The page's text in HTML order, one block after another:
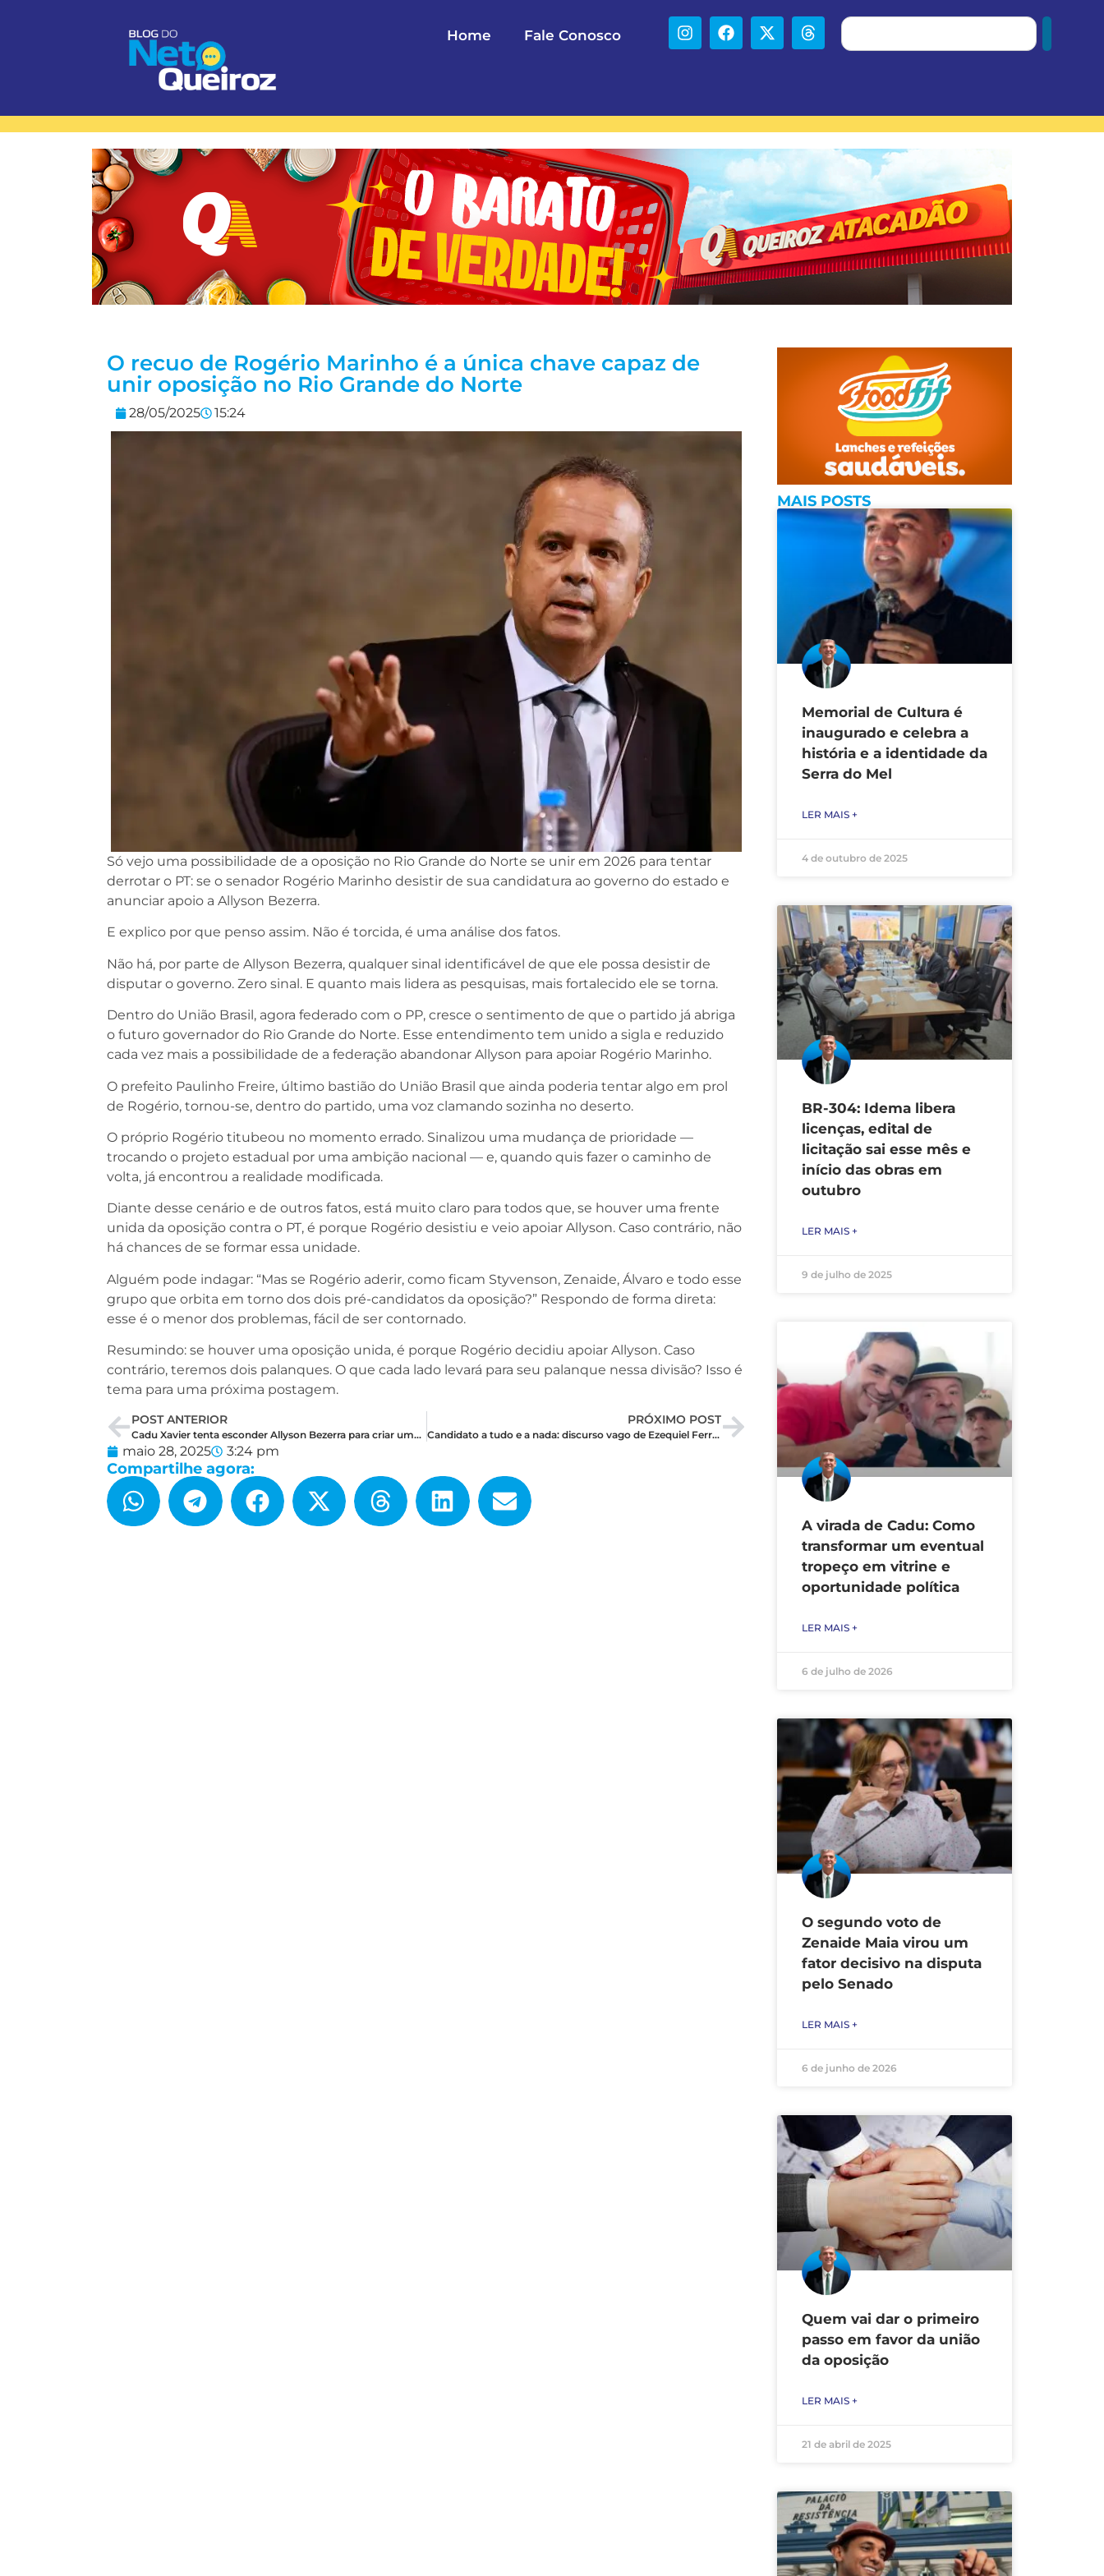
Home Fale Conosco
O recuo de Rogério Marinho é a única chave capaz de
unir oposição no Rio Grande do Norte
28/05/2025 15:24
Só vejo uma possibilidade de a oposição no Rio Grande do Norte se unir em 2026 para tentar
derrotar o PT: se o senador Rogério Marinho desistir de sua candidatura ao governo do estado e
anunciar apoio a Allyson Bezerra.
E explico por que penso assim. Não é torcida, é uma análise dos fatos.
Não há, por parte de Allyson Bezerra, qualquer sinal identificável de que ele possa desistir de
disputar o governo. Zero sinal. E quanto mais lidera as pesquisas, mais fortalecido ele se torna.
Dentro do União Brasil, agora federado com o PP, cresce o sentimento de que o partido já abriga
o futuro governador do Rio Grande do Norte. Esse entendimento tem unido a sigla e reduzido
cada vez mais a possibilidade de a federação abandonar Allyson para apoiar Rogério Marinho.
O prefeito Paulinho Freire, último bastião do União Brasil que ainda poderia tentar algo em prol
de Rogério, tornou-se, dentro do partido, uma voz clamando sozinha no deserto.
O próprio Rogério titubeou no momento errado. Sinalizou uma mudança de prioridade —
trocando o projeto estadual por uma ambição nacional — e, quando quis fazer o caminho de
volta, já encontrou a realidade modificada.
Diante desse cenário e de outros fatos, está muito claro para todos que, se houver uma frente
unida da oposição contra o PT, é porque Rogério desistiu e veio apoiar Allyson. Caso contrário, não
há chances de se formar essa unidade.
Alguém pode indagar: “Mas se Rogério aderir, como ficam Styvenson, Zenaide, Álvaro e todo esse
grupo que orbita em torno dos dois pré-candidatos da oposição?” Respondo de forma direta:
esse é o menor dos problemas, fácil de ser contornado.
Resumindo: se houver uma oposição unida, é porque Rogério decidiu apoiar Allyson. Caso
contrário, teremos dois palanques. O que cada lado levará para seu palanque nessa divisão? Isso é
tema para uma próxima postagem.
POST ANTERIOR
Cadu Xavier tenta esconder Allyson Bezerra para criar uma polarização que ignore a realidade das pesquisas
PRÓXIMO POST
Candidato a tudo e a nada: discurso vago de Ezequiel Ferreira sobre 2026
maio 28, 2025 3:24 pm
Compartilhe agora:
MAIS POSTS
Memorial de Cultura é
inaugurado e celebra a
história e a identidade da
Serra do Mel
LER MAIS +
4 de outubro de 2025
BR-304: Idema libera
licenças, edital de
licitação sai esse mês e
início das obras em
outubro
LER MAIS +
9 de julho de 2025
A virada de Cadu: Como
transformar um eventual
tropeço em vitrine e
oportunidade política
LER MAIS +
6 de julho de 2026
O segundo voto de
Zenaide Maia virou um
fator decisivo na disputa
pelo Senado
LER MAIS +
6 de junho de 2026
Quem vai dar o primeiro
passo em favor da união
da oposição
LER MAIS +
21 de abril de 2025